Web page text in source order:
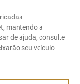
mantendo a
de ajuda, consulte
seu veículo